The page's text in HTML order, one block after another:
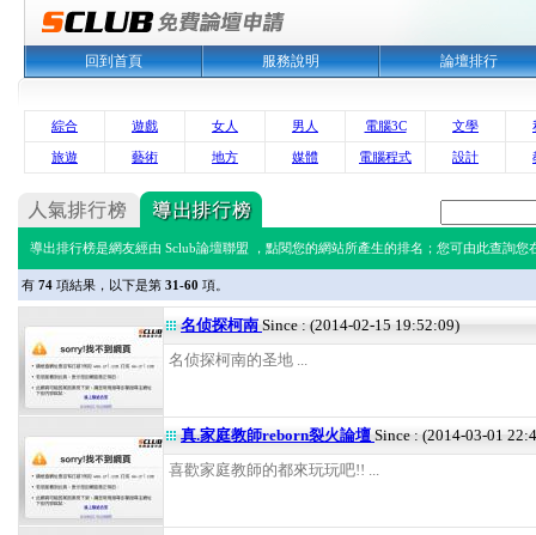
回到首頁 服務說明 論壇排行
綜合 遊戲 女人 男人 電腦3C 文學
旅遊 藝術 地方 媒體 電腦程式 設計
導出排行榜是網友經由 Sclub論壇聯盟 ，點閱您的網站所產生的排名；您可由此查詢您
有 74 項結果，以下是第 31-60 項。
名侦探柯南 Since : (2014-02-15 19:52:09)
名侦探柯南的圣地 ...
真.家庭教師reborn裂火論壇 Since : (2014-03-01
喜歡家庭教師的都來玩玩吧!! ...